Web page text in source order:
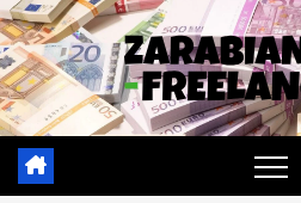
Skip
to
content